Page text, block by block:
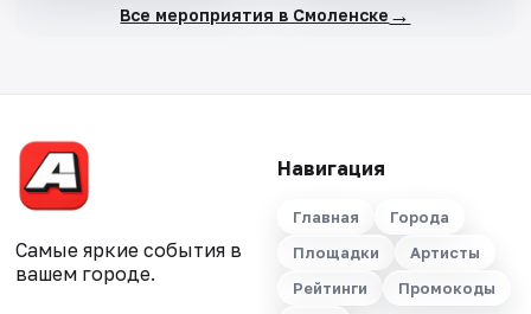
Все мероприятия в Смоленске →
Самые яркие события в
вашем городе.
Навигация
Главная
Города
Площадки
Артисты
Рейтинги
Промокоды